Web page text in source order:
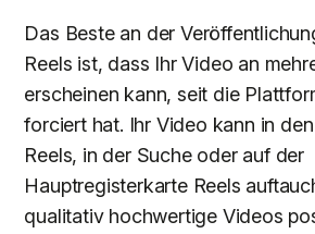
Das Beste an der
Reels ist, dass Ihr Video an
erscheinen kann, seit die
forciert hat. Ihr Video kann in
Reels, in der Suche oder auf der
Hauptregisterkarte Reels
qualitativ hochwertige Videos